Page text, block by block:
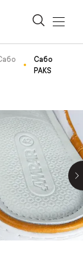
Сабо
PAKS